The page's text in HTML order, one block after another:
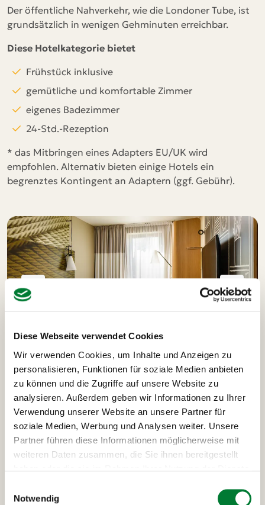
Diese Webseite verwendet Cookies
Wir verwenden Cookies, um Inhalte und Anzeigen zu
personalisieren, Funktionen für soziale Medien anbieten
zu können und die Zugriffe auf unsere Website zu
analysieren. Außerdem geben wir Informationen zu Ihrer
Verwendung unserer Website an unsere Partner für
soziale Medien, Werbung und Analysen weiter. Unsere
Partner führen diese Informationen möglicherweise mit
weiteren Daten zusammen, die Sie ihnen bereitgestellt
Notwendig
Der öffentliche Nahverkehr, wie die Londoner Tube, ist
grundsätzlich in wenigen Gehminuten erreichbar.
Diese Hotelkategorie bietet
Frühstück inklusive
gemütliche und komfortable Zimmer
eigenes Badezimmer
24-Std.-Rezeption
* das Mitbringen eines Adapters EU/UK wird
empfohlen. Alternativ bieten einige Hotels ein
begrenztes Kontingent an Adaptern (ggf. Gebühr).
Ausflüge und Highlights
deiner London-Reise